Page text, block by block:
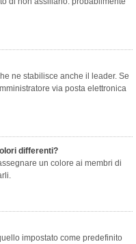
ne stabilisce anche il leader. Se
via posta elettronica
differenti?
un colore ai membri di
impostato come predefinito